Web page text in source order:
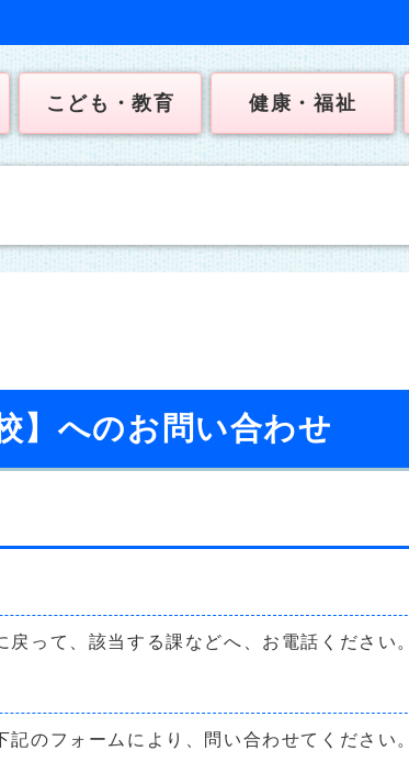
こども・教育 健康・福祉
】へのお問い合わせ
って、該当する課などへ、お電話ください。
のフォームにより、問い合わせてください。